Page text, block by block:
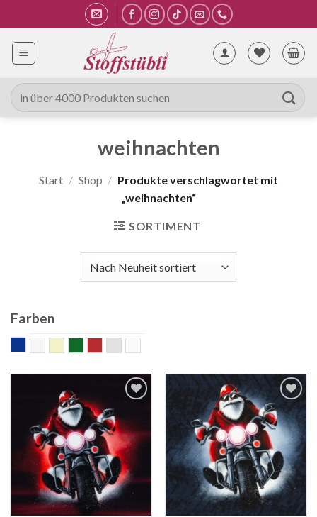
Inhalt
springen
Suche
nach:
weihnachten
Start / Shop / Produkte verschlagwortet mit
„weihnachten“
SORTIMENT
Farben
Auf die
Wunschliste
Auf die
Wunschliste